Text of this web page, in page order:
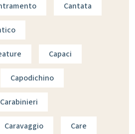
Cantata
Capaci
Capodichino
Carabinieri
Caravaggio Care